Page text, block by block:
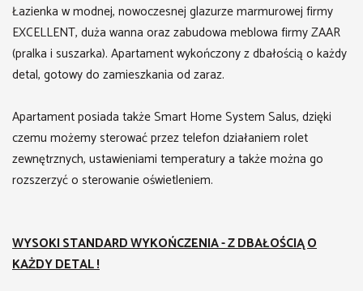
Łazienka w modnej, nowoczesnej glazurze marmurowej firmy
EXCELLENT, duża wanna oraz zabudowa meblowa firmy ZAAR
(pralka i suszarka). Apartament wykończony z dbałością o każdy
detal, gotowy do zamieszkania od zaraz.
Apartament posiada także Smart Home System Salus, dzięki
czemu możemy sterować przez telefon działaniem rolet
zewnętrznych, ustawieniami temperatury a także można go
rozszerzyć o sterowanie oświetleniem.
WYSOKI STANDARD WYKOŃCZENIA - Z DBAŁOŚCIĄ O
KAŻDY DETAL !